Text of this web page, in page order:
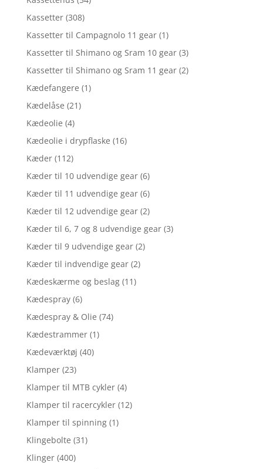
Kassetter (308)
Kassetter til Campagnolo 11 gear (1)
Kassetter til Shimano og Sram 10 gear (3)
Kassetter til Shimano og Sram 11 gear (2)
Kædefangere (1)
Kædelåse (21)
Kædeolie (4)
Kædeolie i drypflaske (16)
Kæder (112)
Kæder til 10 udvendige gear (6)
Kæder til 11 udvendige gear (6)
Kæder til 12 udvendige gear (2)
Kæder til 6, 7 og 8 udvendige gear (3)
Kæder til 9 udvendige gear (2)
Kæder til indvendige gear (2)
Kædeskærme og beslag (11)
Kædespray (6)
Kædespray & Olie (74)
Kædestrammer (1)
Kædeværktøj (40)
Klamper (23)
Klamper til MTB cykler (4)
Klamper til racercykler (12)
Klamper til spinning (1)
Klingebolte (31)
Klinger (400)